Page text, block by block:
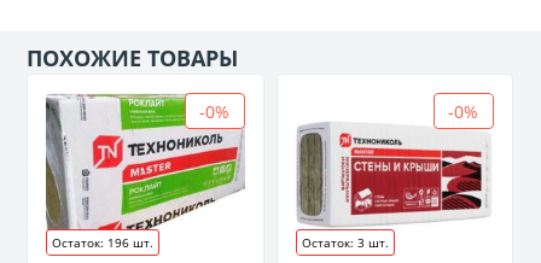
ПОХОЖИЕ ТОВАРЫ
-0%
Остаток: 196 шт.
-0%
Остаток: 3 шт.